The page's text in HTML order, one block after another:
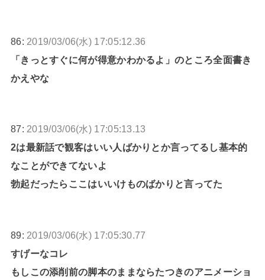
86: 2019/03/06(水) 17:05:12.36
「きっとすぐに何が得意かわかるよ」のところ全面書き
かえやな
87: 2019/03/06(水) 17:05:13.13
2は最新話で観客はいい人ばかりとか言ってるし基本的
なことができてないよ
勃起だったらここはいいけものばかりと言ってた
89: 2019/03/06(水) 17:05:30.77
すげーなコレ
もしこの添削前の脚本のままならたつきのアニメーショ